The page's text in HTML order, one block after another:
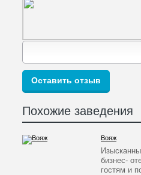
Похожие заведения
Вояж
бизнес-
гостям и